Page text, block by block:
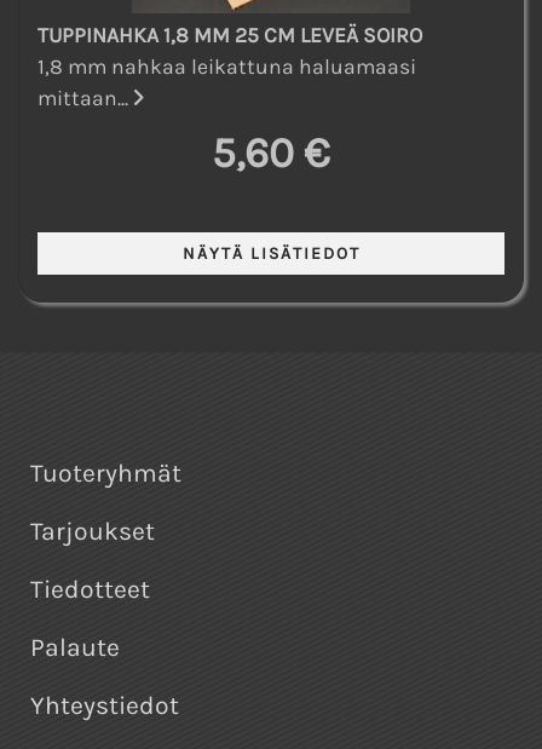
TUPPINAHKA 1,8 MM 25 CM LEVEÄ SOIRO
1,8 mm nahkaa leikattuna haluamaasi
mittaan...
5,60 €
Tuoteryhmät
Tarjoukset
Tiedotteet
Palaute
Yhteystiedot